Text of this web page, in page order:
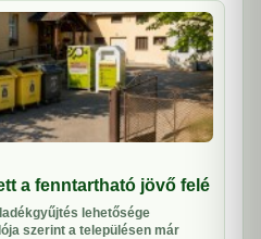
a fenntartható jövő felé
lehetősége
szerint a településen már